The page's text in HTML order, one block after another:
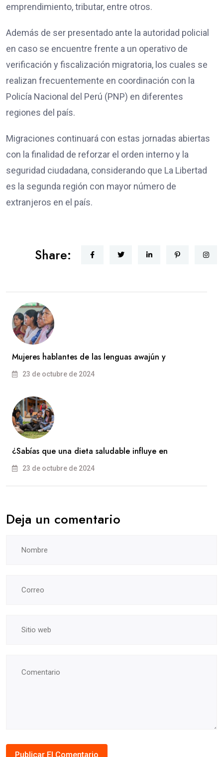
emprendimiento, tributar, entre otros.
Además de ser presentado ante la autoridad policial
en caso se encuentre frente a un operativo de
verificación y fiscalización migratoria, los cuales se
realizan frecuentemente en coordinación con la
Policía Nacional del Perú (PNP) en diferentes
regiones del país.
Migraciones continuará con estas jornadas abiertas
con la finalidad de reforzar el orden interno y la
seguridad ciudadana, considerando que La Libertad
es la segunda región con mayor número de
extranjeros en el país.
Share:
Mujeres hablantes de las lenguas awajún y
23 de octubre de 2024
¿Sabías que una dieta saludable influye en
23 de octubre de 2024
Deja un comentario